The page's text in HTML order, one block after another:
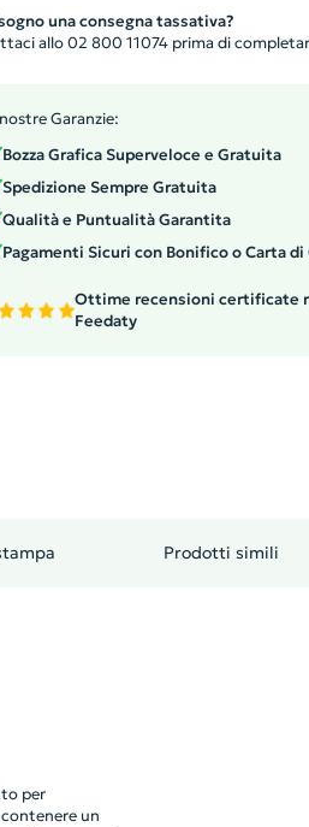
cinghia toracica e cinghia
e facilità di trasporto. Con una
e una capacità di
economico ed ecologico incarna
di stile e funzionalità.
una consegna tassativa?
allo 02 800 11074 prima di
Garanzie:
Bozza Grafica Superveloce e Gratuita
Spedizione Sempre Gratuita
Qualità e Puntualità Garantita
Pagamenti Sicuri con Bonifico o Carta
Ottime recensioni certificate
Feedaty
Prodotti simili
per
un